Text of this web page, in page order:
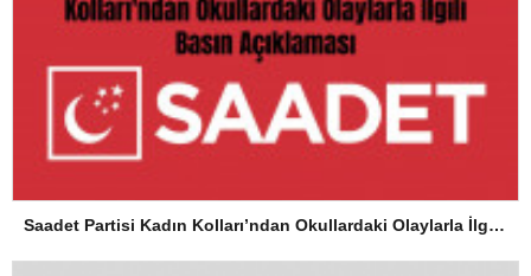
Saadet Partisi Kadın Kolları’ndan Okullardaki Olaylarla İlgili Basın Açıklaması